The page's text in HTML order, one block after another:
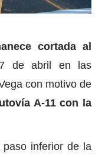
cortada al
de abril en las
con motivo de
A-11 con la
inferior de la